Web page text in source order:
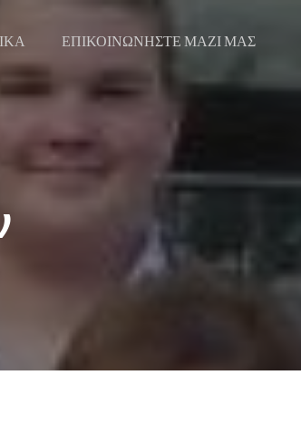
ΕΠΙΚΟΙΝΩΝΗΣΤΕ ΜΑΖΙ ΜΑΣ